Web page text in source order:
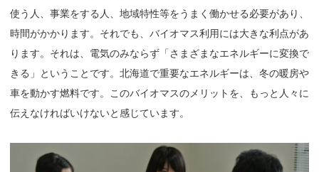
使う人、事業をする人、地域特性等をうまく働かせる必要があり、
時間がかかります。それでも、バイオマス利用には大きな利点があ
ります。それは、電気のみならず「さまざまなエネルギーに変換で
きる」ということです。北海道で重要なエネルギーは、冬の暖房や
車を動かす燃料です。このバイオマスのメリットを、もっと人々に
伝えなければいけないと感じています。